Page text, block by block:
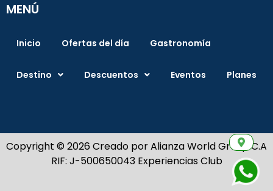
MENÚ
Inicio Ofertas del día Gastronomía
Destino Descuentos Eventos Planes
Copyright © 2026 Creado por Alianza World Group C.A
RIF: J-500650043 Experiencias Club